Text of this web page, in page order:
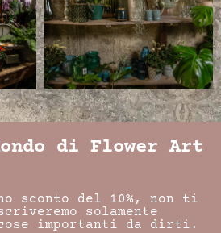
di Flower Art
sconto del 10%, non ti
solamente
cose importanti da dirti.